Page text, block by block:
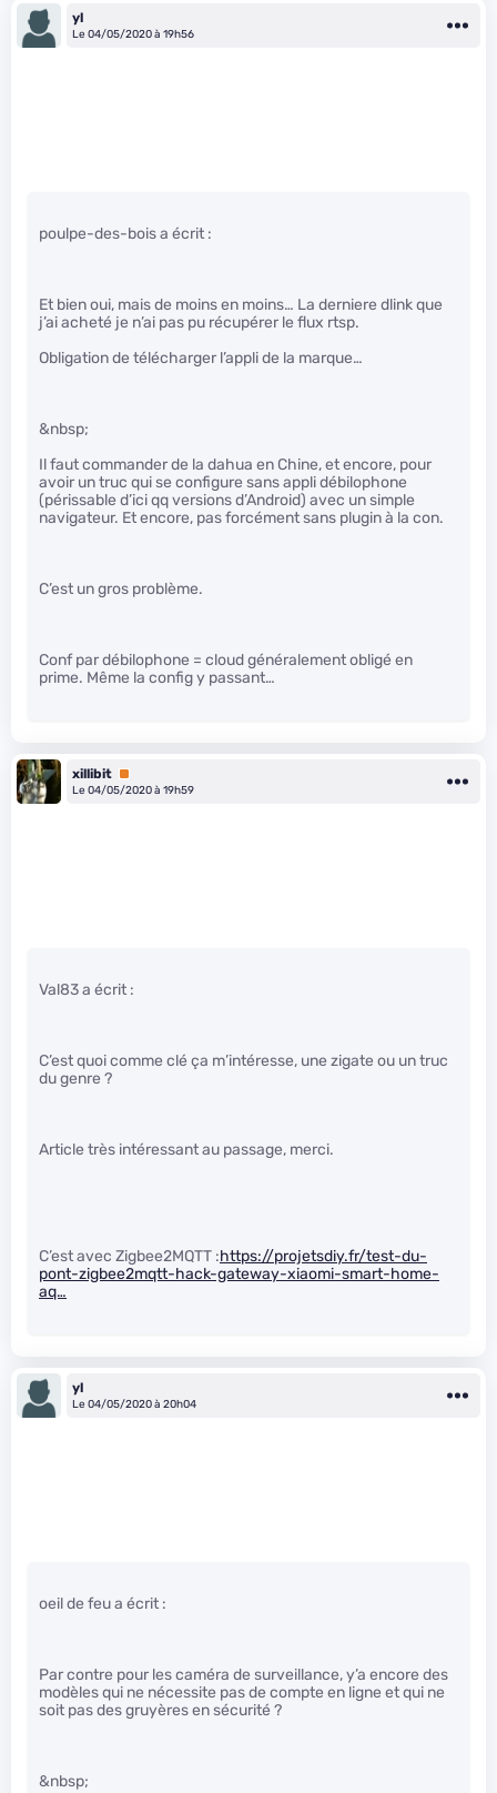
yl
Le 04/05/2020 à 19h56
poulpe-des-bois a écrit :
Et bien oui, mais de moins en moins… La derniere dlink que
j’ai acheté je n’ai pas pu récupérer le flux rtsp.
Obligation de télécharger l’appli de la marque…
&nbsp;
Il faut commander de la dahua en Chine, et encore, pour
avoir un truc qui se configure sans appli débilophone
(périssable d’ici qq versions d’Android) avec un simple
navigateur. Et encore, pas forcément sans plugin à la con.
C’est un gros problème.
Conf par débilophone = cloud généralement obligé en
prime. Même la config y passant…
xillibit Premium
Le 04/05/2020 à 19h59
Val83 a écrit :
C’est quoi comme clé ça m’intéresse, une zigate ou un truc
du genre ?
Article très intéressant au passage, merci.
C’est avec Zigbee2MQTT :https://projetsdiy.fr/test-du-
pont-zigbee2mqtt-hack-gateway-xiaomi-smart-home-
aq…
yl
Le 04/05/2020 à 20h04
oeil de feu a écrit :
Par contre pour les caméra de surveillance, y’a encore des
modèles qui ne nécessite pas de compte en ligne et qui ne
soit pas des gruyères en sécurité ?
&nbsp;